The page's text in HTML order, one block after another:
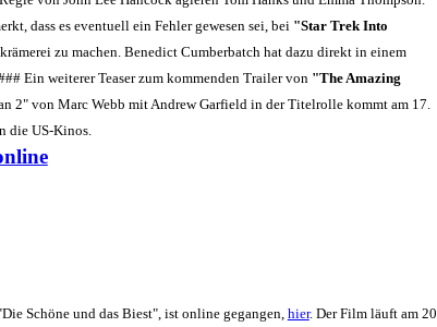
dass es eventuell ein Fehler gewesen sei, bei "Star Trek Into
zu machen. Benedict Cumberbatch hat dazu direkt in einem
Ein weiterer Teaser zum kommenden Trailer von "The Amazing
2" von Marc Webb mit Andrew Garfield in der Titelrolle kommt am 17.
die US-Kinos.
Schöne und das Biest", ist online gegangen, hier. Der Film läuft am 20.